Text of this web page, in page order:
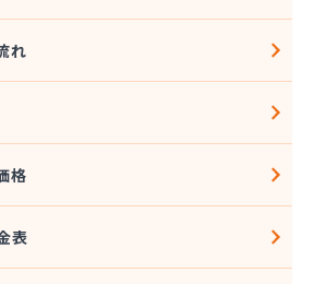
コ 城東店
コ 西東京店
ガスショップよしのや
店
商店
店
れ
格
表